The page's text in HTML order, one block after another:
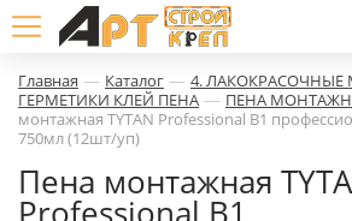
Главная — Каталог — 4. ЛАКОКРАСОЧНЫЕ
ГЕРМЕТИКИ КЛЕЙ ПЕНА — ПЕНА
монтажная TYTAN Professional В1
750мл (12шт/уп)
Пена монтажная